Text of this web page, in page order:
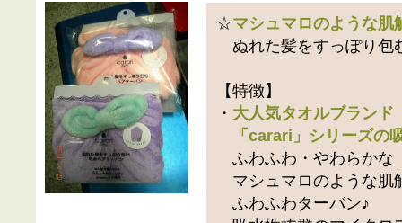
☆マシュマロのような肌
ぬれた髪をすっぽり包
【特徴】
・ 大人気タオルブランド
「carari」シリーズの
ふわふわ・やわらかな
マシュマロのような肌
ふわふわターバン♪